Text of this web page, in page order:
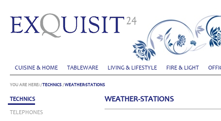
CUISINE & HOME TABLEWARE LIVING & LIFESTYLE FIRE & LIGHT
YOU ARE HERE: /TECHNICS /WEATHER-STATIONS
TECHNICS
TELEPHONES
WEATHER-STATIONS